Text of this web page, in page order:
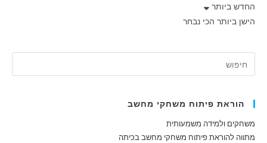
החדש ביותר
הישן ביותר הכי נבחר
הוראת פיתוח משחקי מחשב
משחקים ולמידה משמעותית
מתווה להוראת פיתוח משחקי מחשב בכיתה